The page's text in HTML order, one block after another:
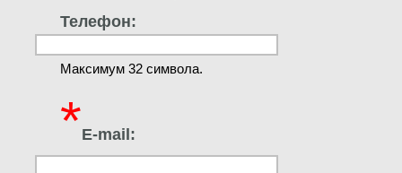
Телефон:
Максимум 32 символа.
*E-mail: